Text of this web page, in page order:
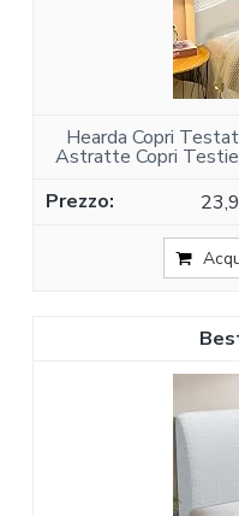
Hearda Copri
Astratte Copri